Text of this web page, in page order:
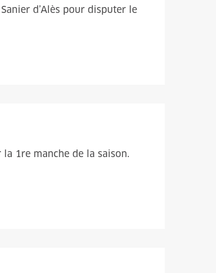
d’Alès pour disputer le
1re manche de la saison.